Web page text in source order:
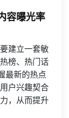
容曝光率
建立一套敏
榜、热门话
最新的热点
户兴趣契合
，从而提升